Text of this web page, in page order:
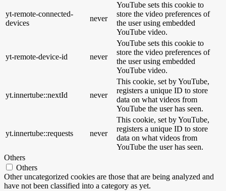
yt-remote-connected-
devices
never
YouTube sets this cookie to
store the video preferences of
the user using embedded
YouTube video.
yt-remote-device-id never
YouTube sets this cookie to
store the video preferences of
the user using embedded
YouTube video.
yt.innertube::nextId never
This cookie, set by YouTube,
registers a unique ID to store
data on what videos from
YouTube the user has seen.
yt.innertube::requests never
This cookie, set by YouTube,
registers a unique ID to store
data on what videos from
YouTube the user has seen.
Others
Others
Other uncategorized cookies are those that are being analyzed and
have not been classified into a category as yet.